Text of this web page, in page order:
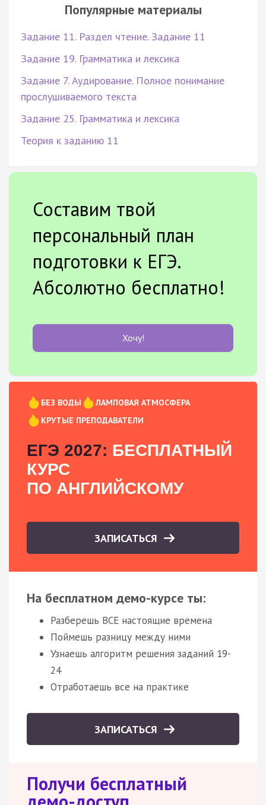
Популярные материалы
Задание 11. Раздел чтение. Задание 11
Задание 19. Грамматика и лексика
Задание 7. Аудирование. Полное понимание
прослушиваемого текста
Задание 25. Грамматика и лексика
Теория к заданию 11
Составим твой
персональный план
подготовки к ЕГЭ.
Абсолютно бесплатно!
Хочу!
БЕЗ ВОДЫ
ЛАМПОВАЯ АТМОСФЕРА
КРУТЫЕ ПРЕПОДАВАТЕЛИ
ЕГЭ 2027: БЕСПЛАТНЫЙ
КУРС
ПО АНГЛИЙСКОМУ
ЗАПИСАТЬСЯ
На бесплатном демо-курсе ты:
Разберешь ВСЕ настоящие времена
Поймешь разницу между ними
Узнаешь алгоритм решения заданий 19-
24
Отработаешь все на практике
ЗАПИСАТЬСЯ
Получи бесплатный